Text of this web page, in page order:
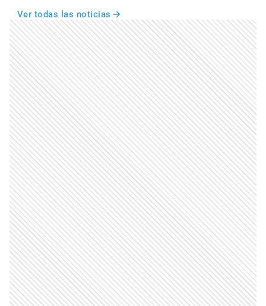
Ver todas las noticias